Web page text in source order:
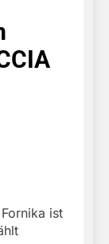
ist